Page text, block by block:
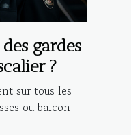
gardes
?
sur tous les
ou balcon